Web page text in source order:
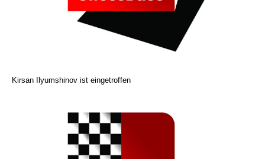
Kirsan Ilyumshinov ist eingetroffen